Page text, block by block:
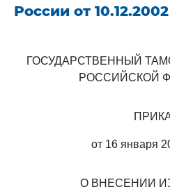
России от
ГОСУДАРСТВЕННЫЙ
РОССИЙСКОЙ
от 16 января
О ВНЕСЕНИИ